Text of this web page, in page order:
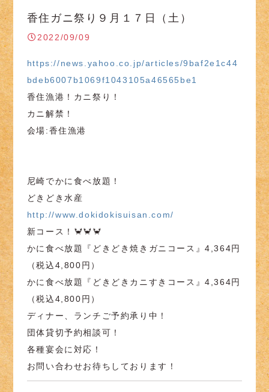
香住ガニ祭り９月１７日（土）
2022/09/09
https://news.yahoo.co.jp/articles/9baf2e1c44
bdeb6007b1069f1043105a46565be1
香住漁港！カニ祭り！
カニ解禁！
会場:香住漁港
尼崎でかに食べ放題！
どきどき水産
http://www.dokidokisuisan.com/
新コース！🦀🦀🦀
かに食べ放題『どきどき焼きガニコース』4,364円
（税込4,800円）
かに食べ放題『どきどきカニすきコース』4,364円
（税込4,800円）
ディナー、ランチご予約承り中！
団体貸切予約相談可！
各種宴会に対応！
お問い合わせお待ちしております！